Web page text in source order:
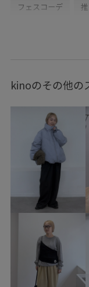
フェスコーデ
イエベ
ハンドバッグ
SHF36140
2512JUNPRESS対
26summer_salon_羽
Wbottoms_pickup
こなれ感 さら
kinoのその他の